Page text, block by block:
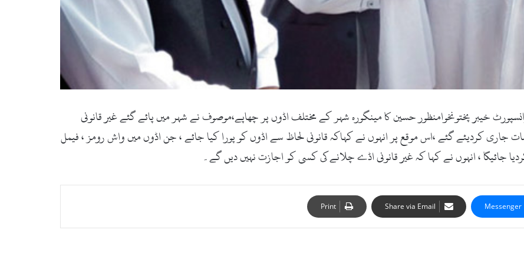
ٹرانسپورٹ خیبر پختونخوامنظور حسین کا مینگورہ شہر کے مختلف اڈوں پر چھاپے،موصوف نے شہر میں پائے گئے غیر قانونی
جاری کردیئے گئے ،اس موقع پر انہوں نے کہاکہ قانونی لحاظ سے اڈوں کو پورا کیا جائے ، جن اڈوں میں واش رومز ، فیمل
جائیگا ، انہوں نے کہا کہ غیر قانونی اڈے چلانے کی کسی کو اجازت نہیں دیں گے۔
Messenger
Share via Email
Print